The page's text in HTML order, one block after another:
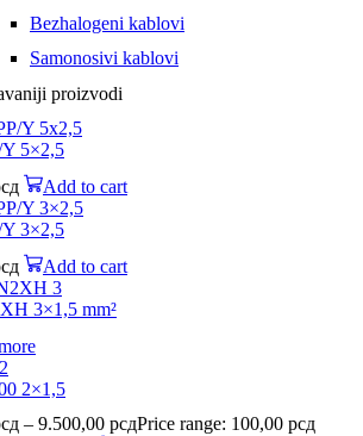
Bezhalogeni kablovi
Samonosivi kablovi
proizvodi
5×2,5
Add to cart
3×2,5
Add to cart
3×1,5 mm²
2×1,5
– 9.500,00 рсдPrice range: 100,00 рсд